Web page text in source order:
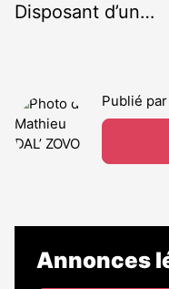
Disposant d’un…
Publié par
Annonces